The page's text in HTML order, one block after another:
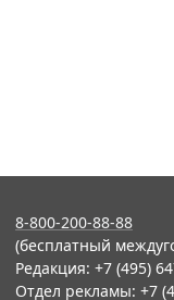
8-800-200-88-88
(бесплатный
Редакция: +7 (495)
Отдел рекламы: +7